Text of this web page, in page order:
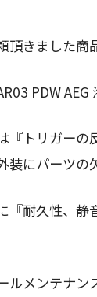
頂きました商
PDW
『トリガー
装にパーツの
『耐久性、
ルメンテナ